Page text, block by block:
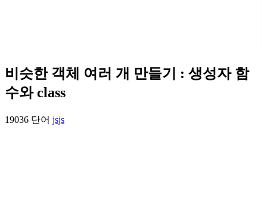
비슷한 객체 여러 개 만들기 : 생성자 함
수와 class
19036 단어 jsjs